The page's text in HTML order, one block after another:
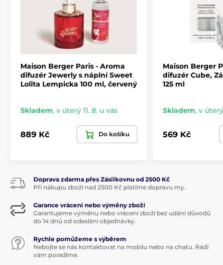
Interiérové vůně Maison Berger Paris
Interiérové parfémy pro francouzskou značku
Paris Bergerjsou vytvářeny v úzké spolupráci se
specialisty z francouzskéhoGrasse, meky
parfumérství. Výhodou celého sortimentu značky je
provázanost vůní u různých typů produktů. U mnoha
Praktickými a velmi oblíbenými jsou také funkční
cigaret, domácích mazlíčků či aromatických
jídel. Bonusem je pak příjemně
provoněná
stejně tak vůně čistotya samozřejmě funkční náplně
včetně těch k odpuzování komárů.
O značce Maison Berger Paris
Značka Maison Berger Parissídlící v samém srdci
katalytické lampyaaroma difuzéry. V jejím
rozšiřujícím se sortimentu najdete také
Maison Berger Paris - Aroma
difuzér Jewerly s náplní Sweet
Lolita Lempicka 100 ml, červený
Skladem, v úterý 11. 8. u vás
889 Kč Do košíku
Maison Berger
difuzér Cube,
125 ml
Skladem, v úterý
569 Kč
Doprava zdarma přes Zásilkovnu od 2500 Kč
Při nákupu zboží nad 2500 Kč platíme dopravu my.
Garance vrácení nebo výměny zboží
Garantujeme výměnu nebo vrácení zboží bez udání důvodů
do 14 dnů od odeslání objednávky.
Rychle pomůžeme s výběrem
Nebojte se nás kontaktovat na mobilu nebo na chatu. Rádi
vám poradíme.